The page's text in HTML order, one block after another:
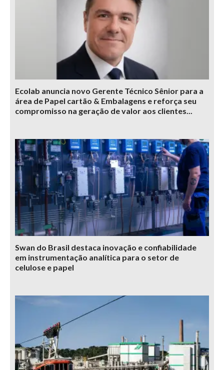
Ecolab anuncia novo Gerente Técnico Sênior para a
área de Papel cartão & Embalagens e reforça seu
compromisso na geração de valor aos clientes...
Swan do Brasil destaca inovação e confiabilidade
em instrumentação analítica para o setor de
celulose e papel